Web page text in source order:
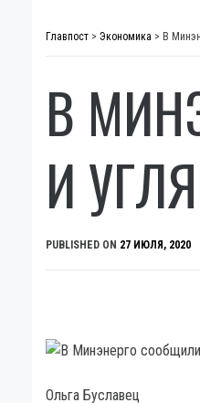
Главпост > Экономика > В
В
И
PUBLISHED ON 27 ИЮЛЯ, 2020
Ольга Буславец